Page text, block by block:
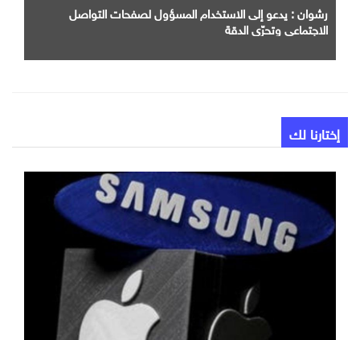
رشوان : يدعو إلى الاستخدام المسؤول لصفحات التواصل
الاجتماعي وتحرّي الدقة
إختارنا لك